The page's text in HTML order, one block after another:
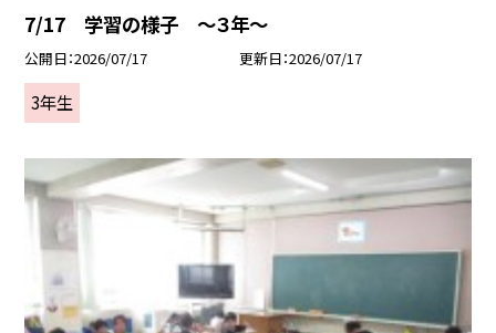
7/17 学習の様子 ～３年～
公開日 2026/07/17 更新日 2026/07/17
3年生